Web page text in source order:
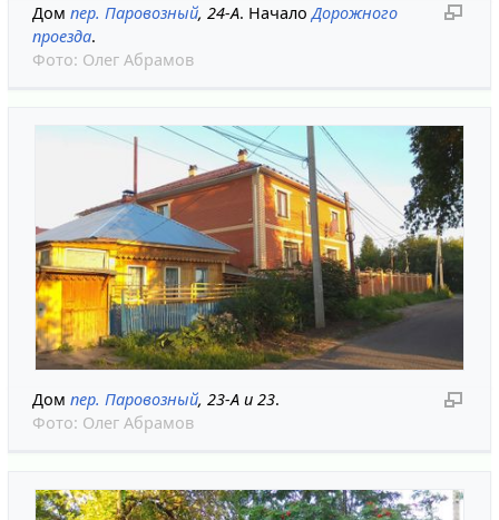
Домпер. Паровозный, 24-А. НачалоДорожного
проезда.
Фото: Олег Абрамов
Домпер. Паровозный, 23-А и 23.
Фото: Олег Абрамов